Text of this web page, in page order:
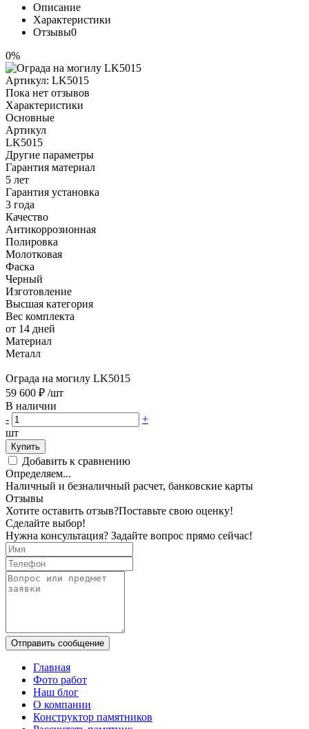
Описание
Характеристики
Отзывы0
0%
Артикул: LK5015
Пока нет отзывов
Характеристики
Основные
Артикул
LK5015
Другие параметры
Гарантия материал
5 лет
Гарантия установка
3 года
Качество
Антикоррозионная
Полировка
Молотковая
Фаска
Черный
Изготовление
Высшая категория
Вес комплекта
от 14 дней
Материал
Металл
Ограда на могилу LK5015
59 600 ₽ /шт
В наличии
-
+
шт
Купить
Добавить к сравнению
Определяем...
Наличный и безналичный расчет, банковские карты
Отзывы
Хотите оставить отзыв?Поставьте свою оценку!
Сделайте выбор!
Нужна консультация? Задайте вопрос прямо сейчас!
Отправить сообщение
Главная
Фото работ
Наш блог
О компании
Конструктор памятников